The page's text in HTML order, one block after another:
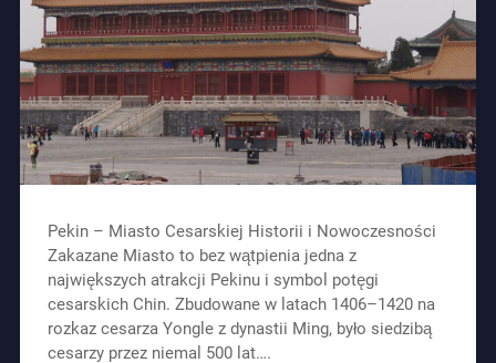
Pekin – Miasto Cesarskiej Historii i Nowoczesności
Zakazane Miasto to bez wątpienia jedna z
największych atrakcji Pekinu i symbol potęgi
cesarskich Chin. Zbudowane w latach 1406–1420 na
rozkaz cesarza Yongle z dynastii Ming, było siedzibą
cesarzy przez niemal 500 lat….